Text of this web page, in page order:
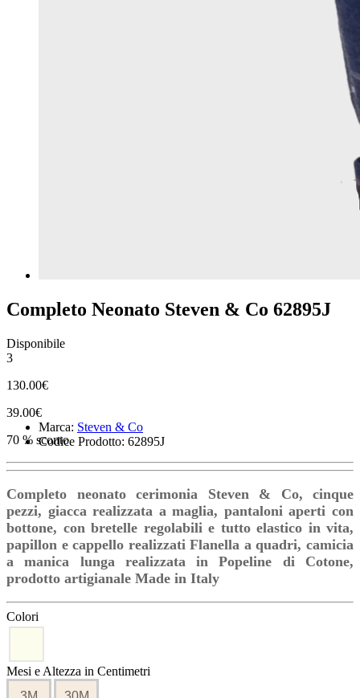
Completo Neonato Steven & Co 62895J
Disponibile
3
130.00€
39.00€
70 % sconto
Marca: Steven & Co
Codice Prodotto: 62895J
Completo neonato cerimonia Steven & Co, cinque
pezzi, giacca realizzata a maglia, pantaloni aperti con
bottone, con bretelle regolabili e tutto elastico in vita,
papillon e cappello realizzati Flanella a quadri, camicia
a manica lunga realizzata in Popeline di Cotone,
prodotto artigianale Made in Italy
Colori
Mesi e Altezza in Centimetri